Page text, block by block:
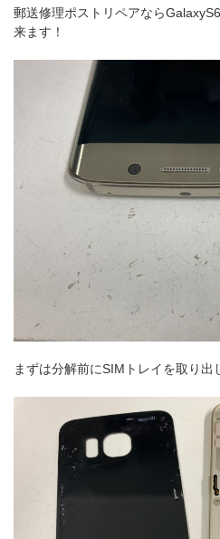
郵送修理ポストリペアなら
来ます！
まずは分解前にSIMトレイを取り出